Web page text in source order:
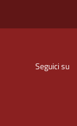
Seguici su